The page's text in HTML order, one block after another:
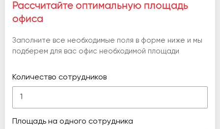
Рассчитайте оптимальную площадь
офиса
Заполните все необходимые поля в форме ниже и мы
подберем для вас офис необходимой площади
Количество сотрудников
Площадь на одного сотрудника